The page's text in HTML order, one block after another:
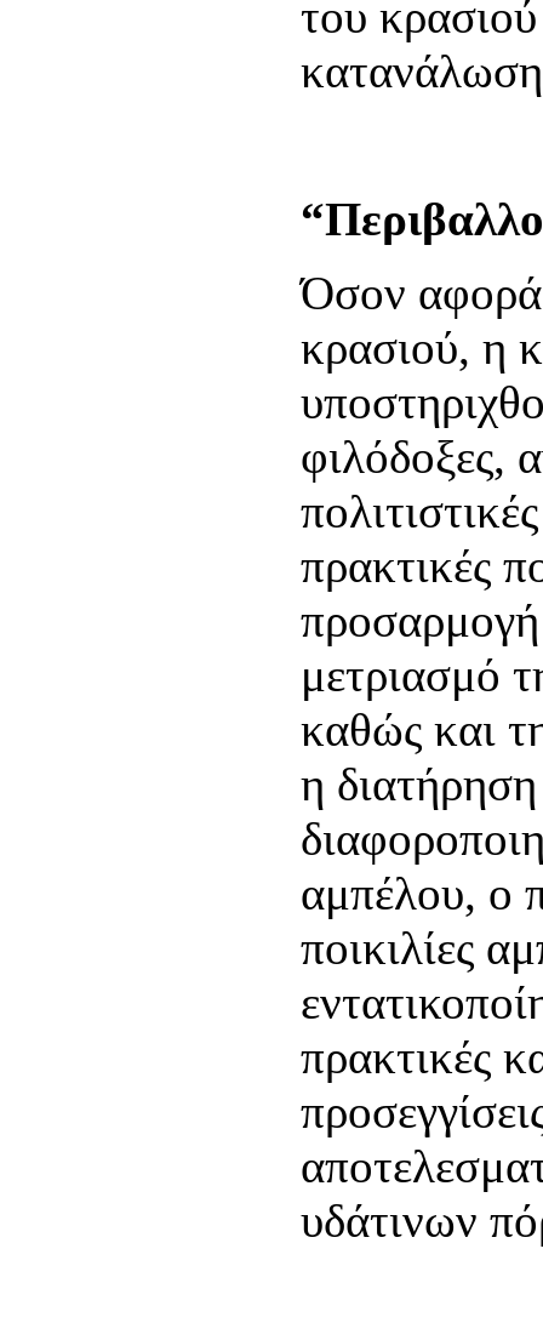
του
Όσον αφορά
κρασιού, η
φιλόδοξες,
πρακτικές
μετριασμό
καθώς και
η
αμπέλου, ο
ποικιλίες
πρακτικές
υδάτινων